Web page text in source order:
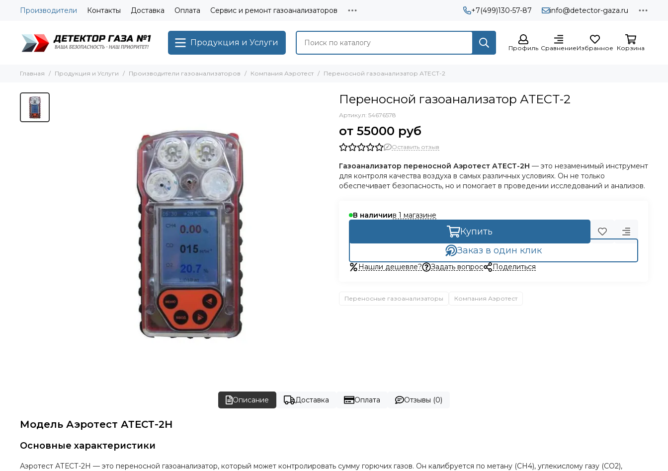
Производители Контакты Доставка Оплата Сервис и ремонт газоанализаторов +7(499)130-57-87 info@detector-gaza.ru
Продукция и Услуги
Профиль СравнениеИзбранное Корзина
Главная Продукция и Услуги Производители газоанализаторов Компания Аэротест Переносной газоанализатор АТЕСТ-2
Переносной газоанализатор АТЕСТ-2
Артикул: 54676578
55000 руб
Оставить отзыв
Газоанализатор переносной Аэротест АТЕСТ-2Н — это незаменимый инструмент
для контроля качества воздуха в самых различных условиях. Он не только
обеспечивает безопасность, но и помогает в проведении исследований и анализов.
В наличиив 1 магазине
Купить
Заказ в один клик
Нашли дешевле? Задать вопрос Поделиться
Переносные газоанализаторы Компания Аэротест
Описание Доставка Оплата Отзывы (0)
Модель Аэротест АТЕСТ-2Н
Основные характеристики
Аэротест АТЕСТ-2Н — это переносной газоанализатор, который может контролировать сумму горючих газов. Он калибруется по метану (СН4), углекислому газу (СО2),